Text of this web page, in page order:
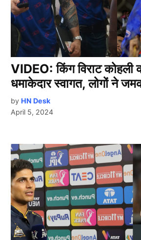
VIDEO: किंग विराट
धमाकेदार स्वागत, लोगों ने
by HN Desk
April 5, 2024